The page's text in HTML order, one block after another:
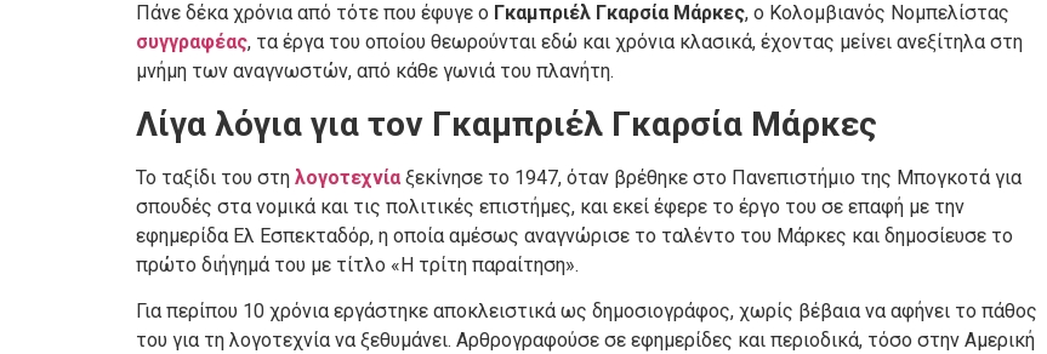
Πάνε δέκα χρόνια από τότε που έφυγε ο Γκαμπριέλ Γκαρσία Μάρκες, ο Κολομβιανός Νομπελίστας
συγγραφέας, τα έργα του οποίου θεωρούνται εδώ και χρόνια κλασικά, έχοντας μείνει ανεξίτηλα στη
μνήμη των αναγνωστών, από κάθε γωνιά του πλανήτη.
Λίγα λόγια για τον Γκαμπριέλ Γκαρσία Μάρκες
Το ταξίδι του στη λογοτεχνία ξεκίνησε το 1947, όταν βρέθηκε στο Πανεπιστήμιο της Μπογκοτά για
σπουδές στα νομικά και τις πολιτικές επιστήμες, και εκεί έφερε το έργο του σε επαφή με την
εφημερίδα Ελ Εσπεκταδόρ, η οποία αμέσως αναγνώρισε το ταλέντο του Μάρκες και δημοσίευσε το
πρώτο διήγημά του με τίτλο «Η τρίτη παραίτηση».
Για περίπου 10 χρόνια εργάστηκε αποκλειστικά ως δημοσιογράφος, χωρίς βέβαια να αφήνει το πάθος
του για τη λογοτεχνία να ξεθυμάνει. Αρθρογραφούσε σε εφημερίδες και περιοδικά, τόσο στην Αμερική